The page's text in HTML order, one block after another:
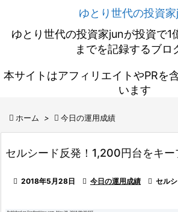
ゆとり世代の投資
ゆとり世代の投資家junが投資で1
までを記録するブロ
本サイトはアフィリエイトやPRを
います
 ホーム >  今日の運用成績
セルシード反発！1,200円台をキー
 2018年5月28日  今日の運用成績  セル